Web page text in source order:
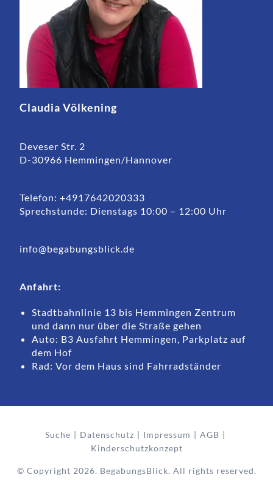
Claudia Völkening
Deveser Str. 2
D-30966 Hemmingen/Hannover
Telefon: +4917642020333
Sprechstunde: Dienstags 10:00 – 12:00 Uhr
info@begabungsblick.de
Anfahrt:
Stadtbahnlinie 13 bis Hemmingen Zentrum
und dann nur über die Straße gehen
Auto: B3 Ausfahrt Hemmingen, Parkplatz auf
dem Hof
Rad: Vor dem Haus sind Fahrradständer
Suche Datenschutz Impressum
AGB
Kinderschutzkonzept
© Copyright 2026. BegabungsBlick. All rights reserved.